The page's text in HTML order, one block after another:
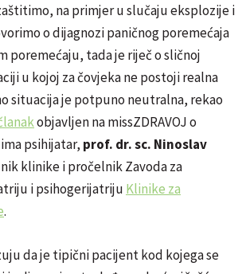
na primjer u slučaju eksplozije i
o dijagnozi paničnog poremećaja
poremećaju, tada je riječ o sličnoj
u kojoj za čovjeka ne postoji realna
situacija je potpuno neutralna, rekao
objavljen na missZDRAVOJ o
psihijatar, prof. dr. sc. Ninoslav
klinike i pročelnik Zavoda za
i psihogerijatriju Klinike za
.
da je tipični pacijent kod kojega se